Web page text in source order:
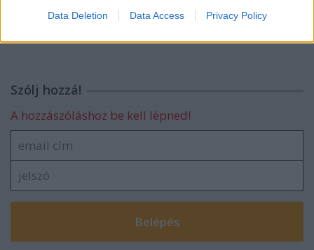
functionality and fraud prevention, and other
user protection.
Data Deletion Data Access Privacy Policy
Trakl-kalandok
Szólj hozzá!
A hozzászóláshoz be kell lépned!